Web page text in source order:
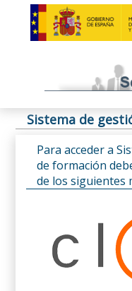
Sistema de
Para acceder a
de formación
de los siguientes